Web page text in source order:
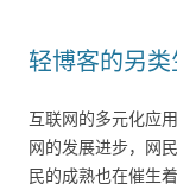
轻博客的另
互联网的多元化应
网的发展进步，网
民的成熟也在催生